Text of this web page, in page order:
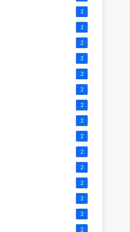
2
2
2
2
2
2
2
2
2
2
2
2
2
2
2